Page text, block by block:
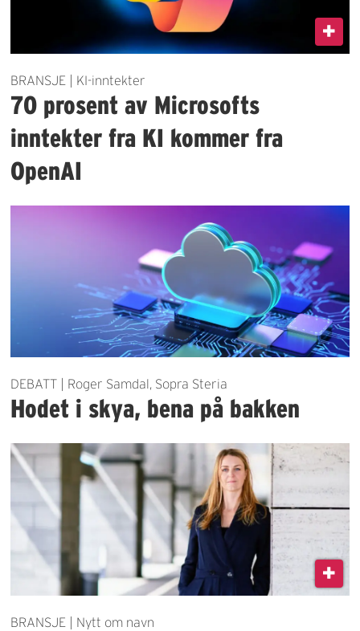
BRANSJE | KI-inntekter
70 prosent av Microsofts
inntekter fra KI kommer fra
OpenAI
DEBATT | Roger Samdal, Sopra Steria
Hodet i skya, bena på bakken
BRANSJE | Nytt om navn